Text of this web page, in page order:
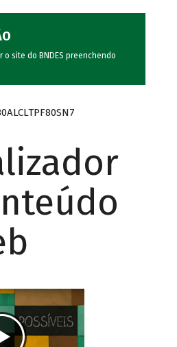
site do BNDES preenchendo